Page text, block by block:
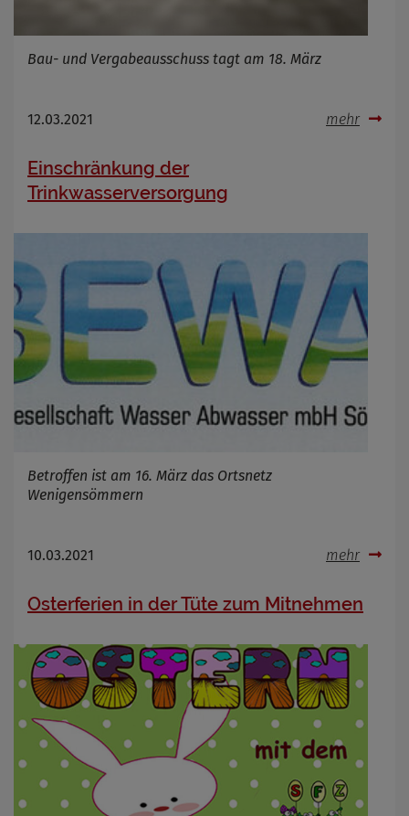
Bau- und Vergabeausschuss tagt am 18. März
12.03.2021 mehr
Einschränkung der
Trinkwasserversorgung
Betroffen ist am 16. März das Ortsnetz
Wenigensömmern
10.03.2021 mehr
Osterferien in der Tüte zum Mitnehmen